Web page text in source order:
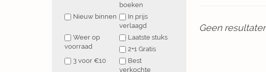
boeken
Nieuw binnen
In prijs
verlaagd
Weer op
voorraad
Laatste stuks
2+1 Gratis
3 voor €10
Best
verkochte
Geen